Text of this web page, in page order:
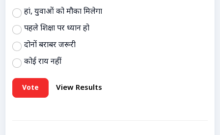
हां, युवाओं को मौका मिलेगा
पहले शिक्षा पर ध्यान हो
दोनों बराबर जरूरी
कोई राय नहीं
Vote View Results